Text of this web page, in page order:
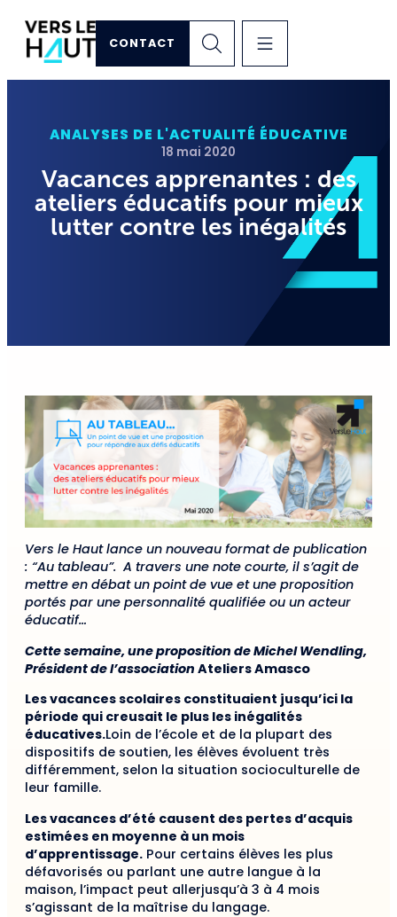
CONTACT
ANALYSES DE L'ACTUALITÉ ÉDUCATIVE
18 mai 2020
Vacances apprenantes : des
ateliers éducatifs pour mieux
lutter contre les inégalités
Vers le Haut lance un nouveau format de publication
: “Au tableau”. A travers une note courte, il s’agit de
mettre en débat un point de vue et une proposition
portés par une personnalité qualifiée ou un acteur
éducatif…
Cette semaine, une proposition de Michel Wendling,
Président de l’association Ateliers Amasco
Les vacances scolaires constituaient jusqu’ici la
période qui creusait le plus les inégalités
éducatives.Loin de l’école et de la plupart des
dispositifs de soutien, les élèves évoluent très
différemment, selon la situation socioculturelle de
leur famille.
Les vacances d’été causent des pertes d’acquis
estimées en moyenne à un mois
d’apprentissage. Pour certains élèves les plus
défavorisés ou parlant une autre langue à la
maison, l’impact peut allerjusqu’à 3 à 4 mois
s’agissant de la maîtrise du langage.